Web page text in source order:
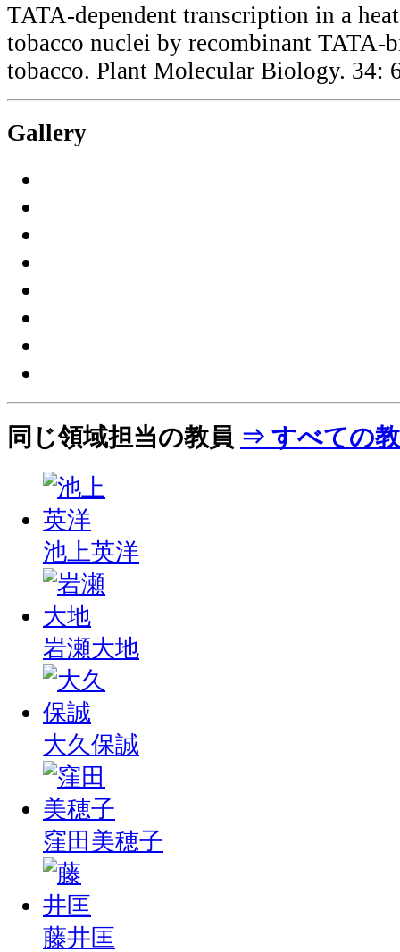
TATA-dependent transcription in a
tobacco nuclei by recombinant
tobacco. Plant Molecular Biology. 34:
Gallery
同じ領域担当の教員 ⇒ すべての
池上英洋
岩瀬大地
大久保誠
窪田美穂子
藤井匡